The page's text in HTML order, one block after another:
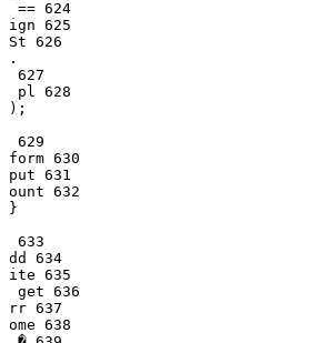
== 624
ign 625
St 626
.
627
pl 628
);
629
form 630
put 631
ount 632
}
633
dd 634
ite 635
get 636
rr 637
ome 638